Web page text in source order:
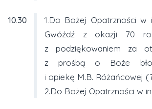
10.30
1.Do Bożej Opatrzności w
Gwóźdź z okazji 70
z podziękowaniem za
z prośbą o Boże
i opiekę M.B. Różańcowej (
2.Do Bożej Opatrzności w